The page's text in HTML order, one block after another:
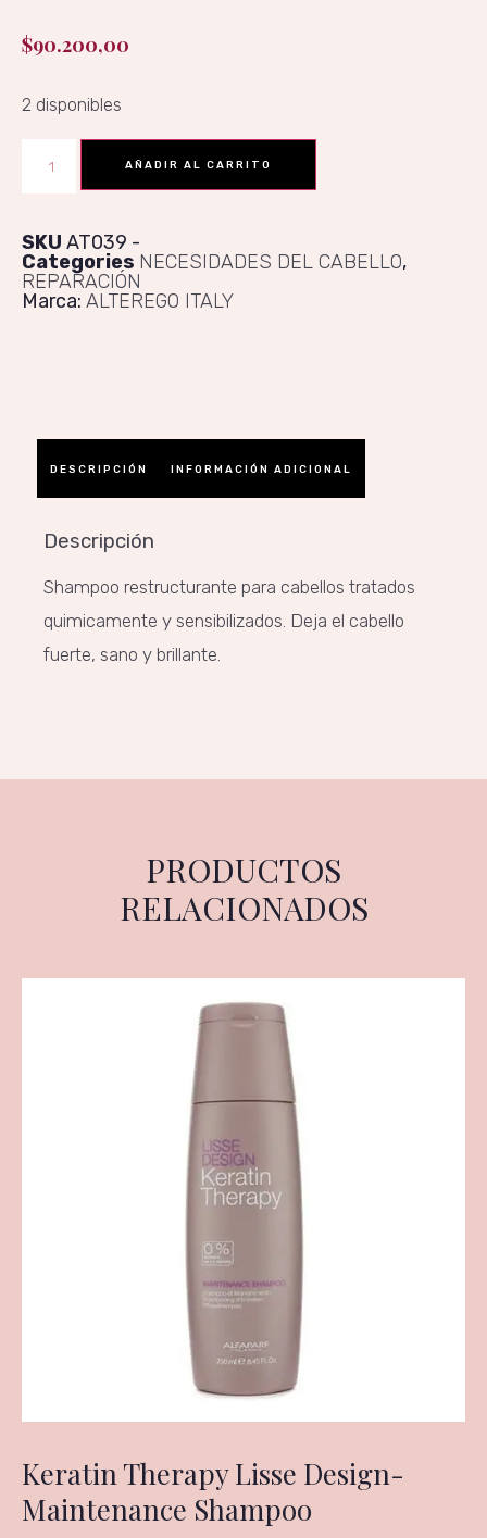
$90.200,00
2 disponibles
AÑADIR AL CARRITO
SKU AT039
Categories NECESIDADES DEL CABELLO,
REPARACIÓN​​
Marca: ALTEREGO ITALY
DESCRIPCIÓN INFORMACIÓN ADICIONAL
Descripción
Shampoo restructurante para cabellos tratados
quimicamente y sensibilizados. Deja el cabello
fuerte, sano y brillante.
PRODUCTOS
RELACIONADOS
Keratin Therapy Lisse Design-
Maintenance Shampoo